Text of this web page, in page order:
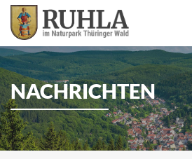
NACHRICHTEN